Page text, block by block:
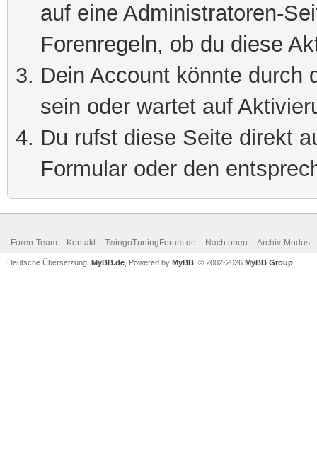
auf eine Administratoren-
Forenregeln, ob du diese
Dein Account könnte durch
sein oder wartet auf
Du rufst diese Seite direkt
Formular oder den
Foren-Team Kontakt TwingoTuningForum.de Nach oben Archiv-Modus
Deutsche Übersetzung: MyBB.de , Powered by MyBB , © 2002-2026 MyBB Group